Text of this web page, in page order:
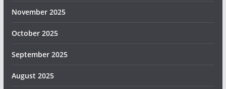
November 2025
October 2025
September 2025
August 2025